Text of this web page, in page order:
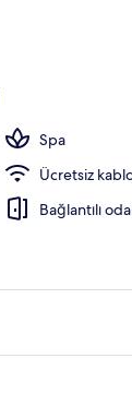
Spa
Ücretsiz
Bağlantılı